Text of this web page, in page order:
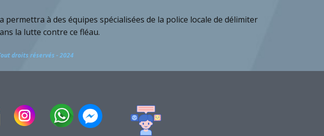
à des équipes spécialisées de la police locale de délimiter
la lutte contre ce fléau.
droits réservés - 2024